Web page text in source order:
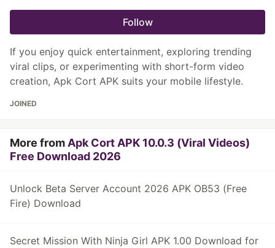
Follow
If you enjoy quick entertainment, exploring trending
viral clips, or experimenting with short-form video
creation, Apk Cort APK suits your mobile lifestyle.
JOINED
More from Apk Cort APK 10.0.3 (Viral Videos)
Free Download 2026
Unlock Beta Server Account 2026 APK OB53 (Free
Fire) Download
Secret Mission With Ninja Girl APK 1.00 Download for